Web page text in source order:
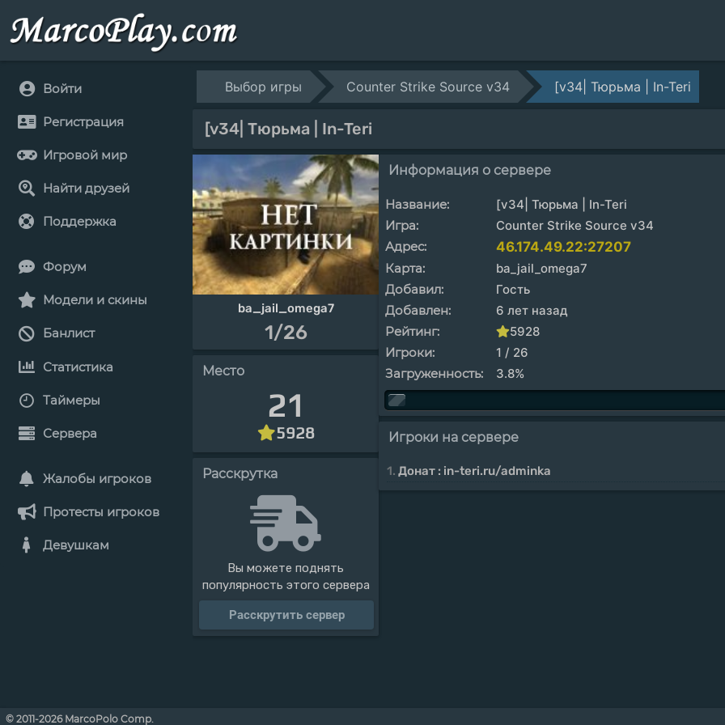
Войти
Регистрация
Игровой мир
Найти друзей
Поддержка
Форум
Модели и скины
Банлист
Статистика
Таймеры
Сервера
Жалобы игроков
Протесты игроков
Девушкам
Выбор игры Counter Strike Source v34 [v34| Тюрьма | In-Teri
[v34| Тюрьма | In-Teri
ba_jail_omega7
1/26
Место
21
5928
Расскрутка
Вы можете поднять
популярность этого сервера
Расскрутить сервер
Информация о сервере
Название:
[v34| Тюрьма | In-Teri
Игра:
Counter Strike Source v34
Адрес:
46.174.49.22:27207
Карта:
ba_jail_omega7
Добавил:
Гость
Добавлен:
6 лет назад
Рейтинг:
5928
Игроки:
1 / 26
Загруженность:
3.8%
Игроки на сервере
1. Донат : in-teri.ru/adminka
© 2011-2026 MarcoPolo Comp.